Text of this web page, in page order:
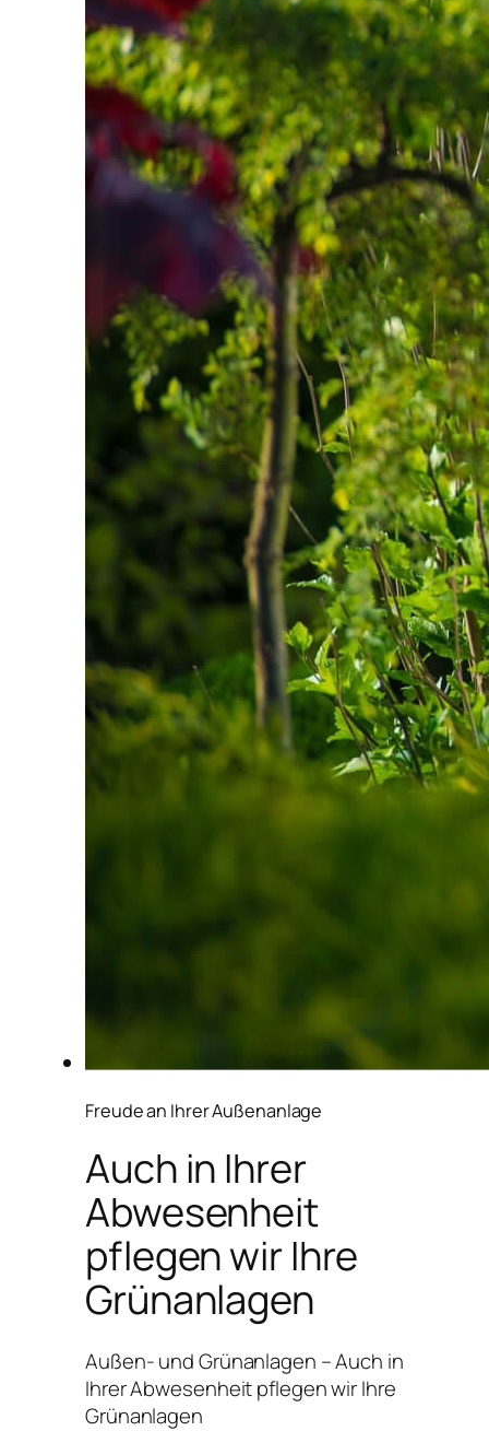
Freude an Ihrer Außenanlage
Auch in Ihrer
Abwesenheit
pflegen wir Ihre
Grünanlagen
Außen- und Grünanlagen – Auch in
Ihrer Abwesenheit pflegen wir Ihre
Grünanlagen